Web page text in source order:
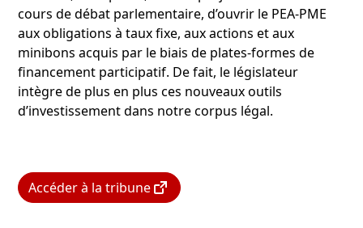
cours de débat parlementaire, d’ouvrir le PEA-PME
aux obligations à taux fixe, aux actions et aux
minibons acquis par le biais de plates-formes de
financement participatif. De fait, le législateur
intègre de plus en plus ces nouveaux outils
d’investissement dans notre corpus légal.
Accéder à la tribune